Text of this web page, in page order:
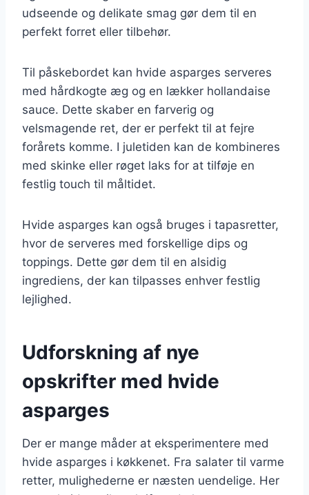
udseende og delikate smag gør dem til en
perfekt forret eller tilbehør.
Til påskebordet kan hvide asparges serveres
med hårdkogte æg og en lækker hollandaise
sauce. Dette skaber en farverig og
velsmagende ret, der er perfekt til at fejre
forårets komme. I juletiden kan de kombineres
med skinke eller røget laks for at tilføje en
festlig touch til måltidet.
Hvide asparges kan også bruges i tapasretter,
hvor de serveres med forskellige dips og
toppings. Dette gør dem til en alsidig
ingrediens, der kan tilpasses enhver festlig
lejlighed.
Udforskning af nye
opskrifter med hvide
asparges
Der er mange måder at eksperimentere med
hvide asparges i køkkenet. Fra salater til varme
retter, mulighederne er næsten uendelige. Her